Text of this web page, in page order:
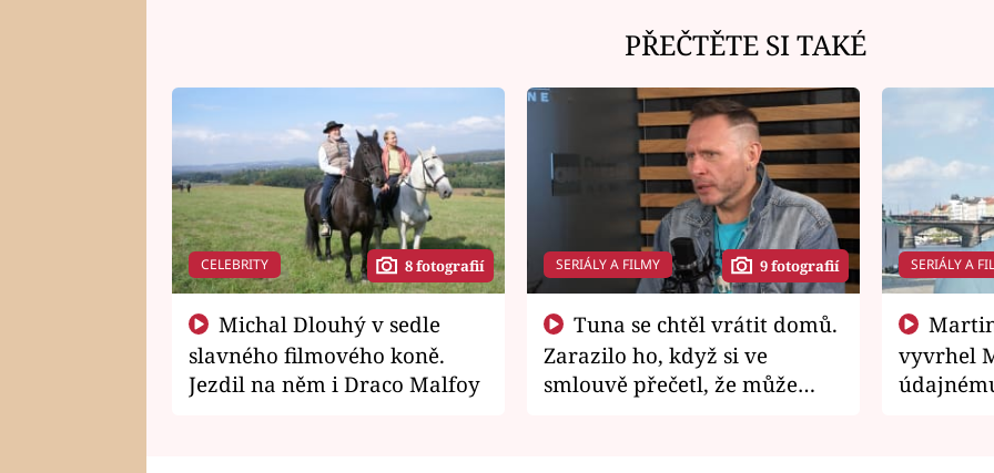
PŘEČTĚTE SI TAKÉ
CELEBRITY 8 fotografií
slavného filmového koně.
Jezdil na něm i Draco Malfoy
SERIÁLY A FILMY 9 fotografií
Zarazilo ho, když si ve
smlouvě přečetl, že může
SERIÁLY A
vyvrhel